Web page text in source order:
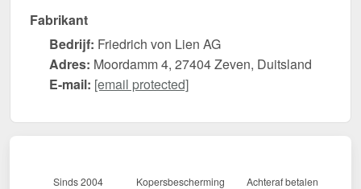
Fabrikant
Bedrijf: Friedrich von Lien AG
Adres: Moordamm 4, 27404 Zeven, Duitsland
E-mail: [email protected]
Sinds 2004 Kopersbescherming Achteraf betalen